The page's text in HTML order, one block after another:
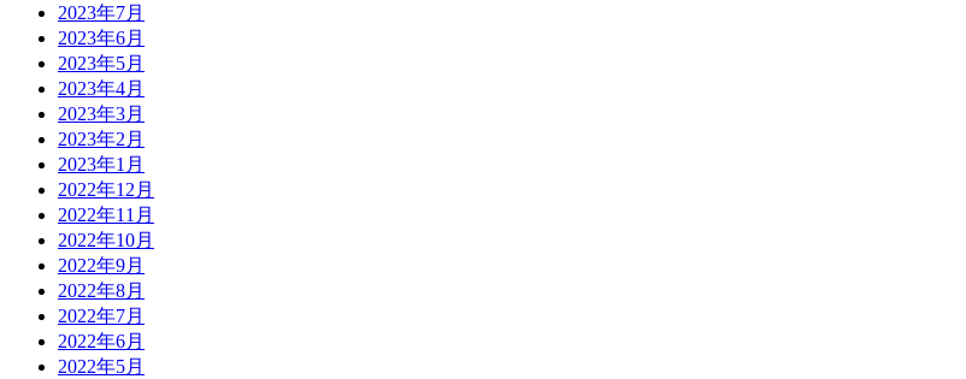
2023年7月
2023年6月
2023年5月
2023年4月
2023年3月
2023年2月
2023年1月
2022年12月
2022年11月
2022年10月
2022年9月
2022年8月
2022年7月
2022年6月
2022年5月